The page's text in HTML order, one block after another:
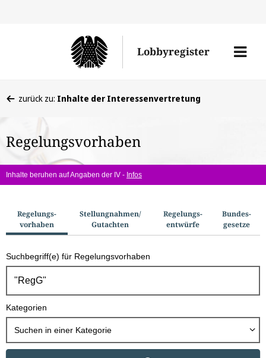
den
Lobbyregister
Menü
befinden
hier:
zurück zu: Inhalte der Interessenvertretung
Regelungsvorhaben
Inhalte beruhen auf Angaben der IV - Infos
u
c
h
o
Regelungs­
vorhaben
Stellungnahmen/​
Gutachten
Regelungs­
entwürfe
Bundes­
gesetze
Suchbegriff(e) für Regelungsvorhaben
Kategorien
Suchen in einer Kategorie